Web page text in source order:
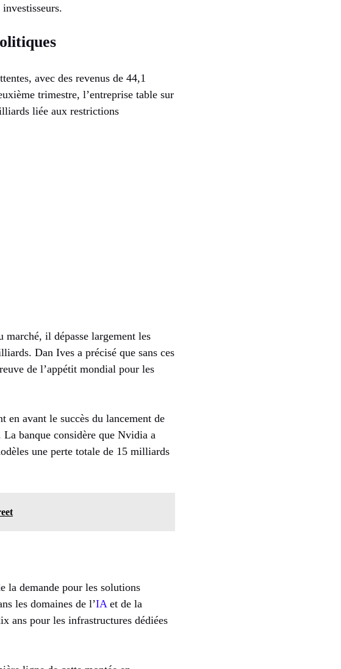
avec des revenus de 44,1
trimestre, l’entreprise table sur
liée aux restrictions
marché, il dépasse largement les
Dan Ives a précisé que sans ces
de l’appétit mondial pour les
en avant le succès du lancement de
banque considère que Nvidia a
une perte totale de 15 milliards
la demande pour les solutions
les domaines de l’IA et de la
ans pour les infrastructures dédiées